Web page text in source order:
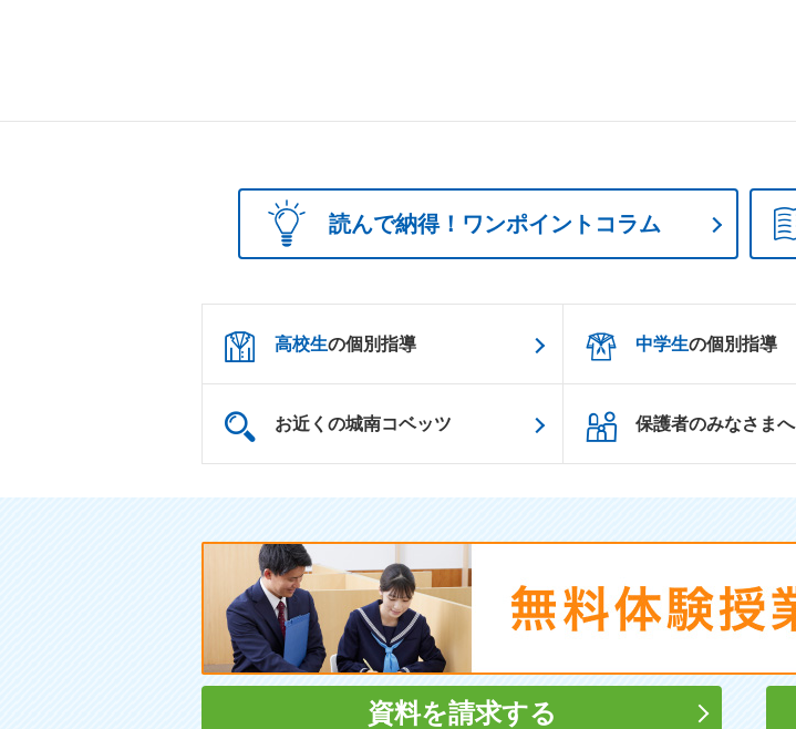
読んで納得！ワンポイントコラム
高校生の個別指導 中学生の個別指導
お近くの城南コベッツ 保護者のみなさまへ
資料を請求する